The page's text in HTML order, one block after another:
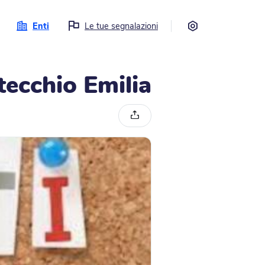
Enti Le tue segnalazioni
Emilia
Condividi